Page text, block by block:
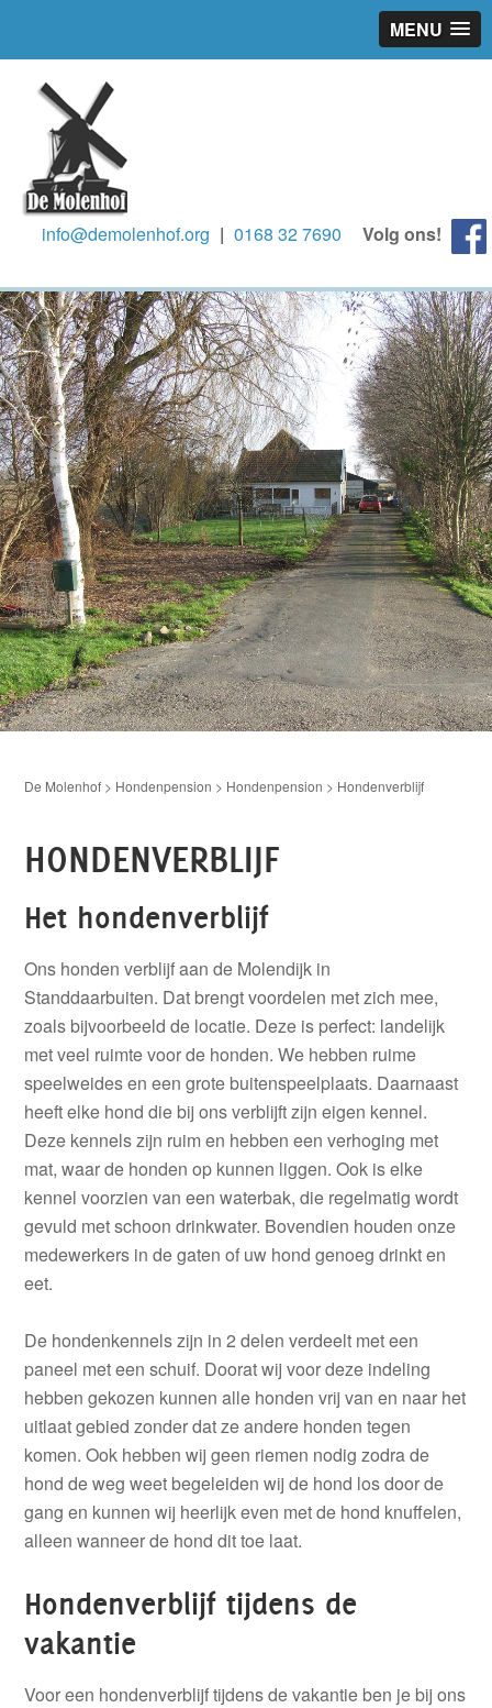
MENU
info@demolenhof.org | 0168 32 7690 Volg ons!
De Molenhof > Hondenpension > Hondenpension > Hondenverblijf
HONDENVERBLIJF
Het hondenverblijf
Ons honden verblijf aan de Molendijk in
Standdaarbuiten. Dat brengt voordelen met zich mee,
zoals bijvoorbeeld de locatie. Deze is perfect: landelijk
met veel ruimte voor de honden. We hebben ruime
speelweides en een grote buitenspeelplaats. Daarnaast
heeft elke hond die bij ons verblijft zijn eigen kennel.
Deze kennels zijn ruim en hebben een verhoging met
mat, waar de honden op kunnen liggen. Ook is elke
kennel voorzien van een waterbak, die regelmatig wordt
gevuld met schoon drinkwater. Bovendien houden onze
medewerkers in de gaten of uw hond genoeg drinkt en
eet.
De hondenkennels zijn in 2 delen verdeelt met een
paneel met een schuif. Doorat wij voor deze indeling
hebben gekozen kunnen alle honden vrij van en naar het
uitlaat gebied zonder dat ze andere honden tegen
komen. Ook hebben wij geen riemen nodig zodra de
hond de weg weet begeleiden wij de hond los door de
gang en kunnen wij heerlijk even met de hond knuffelen,
alleen wanneer de hond dit toe laat.
Hondenverblijf tijdens de
vakantie
Voor een hondenverblijf tijdens de vakantie ben je bij ons